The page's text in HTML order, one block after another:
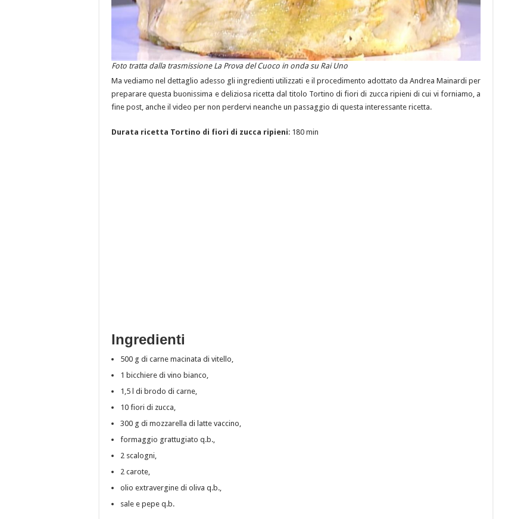
Foto tratta dalla trasmissione La Prova del Cuoco in onda su Rai Uno
Ma vediamo nel dettaglio adesso gli ingredienti utilizzati e il procedimento adottato da Andrea Mainardi per
preparare questa buonissima e deliziosa ricetta dal titolo Tortino di fiori di zucca ripieni di cui vi forniamo, a
fine post, anche il video per non perdervi neanche un passaggio di questa interessante ricetta.
Durata ricetta Tortino di fiori di zucca ripieni: 180 min
Ingredienti
500 g di carne macinata di vitello,
1 bicchiere di vino bianco,
1,5 l di brodo di carne,
10 fiori di zucca,
300 g di mozzarella di latte vaccino,
formaggio grattugiato q.b.,
2 scalogni,
2 carote,
olio extravergine di oliva q.b.,
sale e pepe q.b.